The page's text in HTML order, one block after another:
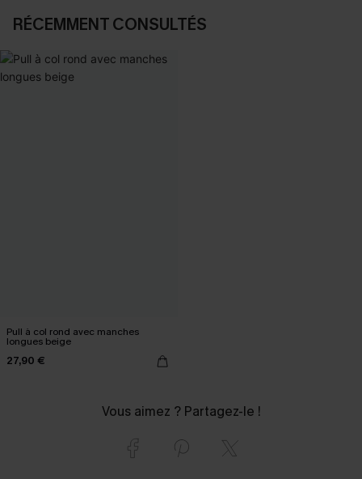
RÉCEMMENT CONSULTÉS
Pull à col rond avec manches
longues beige
27,90 €
Vous aimez ? Partagez-le !